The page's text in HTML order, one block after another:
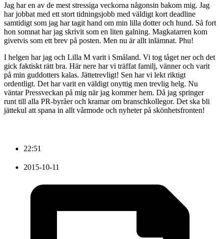
Jag har en av de mest stressiga veckorna någonsin bakom mig. Jag
har jobbat med ett stort tidningsjobb med väldigt kort deadline
samtidigt som jag har tagit hand om min lilla dotter och hund. Så fort
hon somnat har jag skrivit som en liten galning. Magkatarren kom
givetvis som ett brev på posten. Men nu är allt inlämnat. Phu!
I helgen har jag och Lilla M varit i Småland. Vi tog tåget ner och det
gick faktiskt rätt bra. Här nere har vi träffat familj, vänner och varit
på min guddotters kalas. Jättetrevligt! Sen har vi lekt riktigt
ordentligt. Det har varit en väldigt onyttig men trevlig helg. Nu
väntar Pressveckan på mig när jag kommer hem. Då jag springer
runt till alla PR-byråer och kramar om branschkollegor. Det ska bli
jättekul att spana in allt vårmode och nyheter på skönhetsfronten!
22:51
2015-10-11